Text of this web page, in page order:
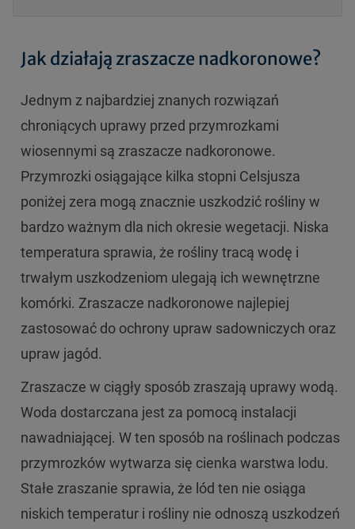
Jak działają zraszacze nadkoronowe?
Jednym z najbardziej znanych rozwiązań
chroniących uprawy przed przymrozkami
wiosennymi są zraszacze nadkoronowe.
Przymrozki osiągające kilka stopni Celsjusza
poniżej zera mogą znacznie uszkodzić rośliny w
bardzo ważnym dla nich okresie wegetacji. Niska
temperatura sprawia, że rośliny tracą wodę i
trwałym uszkodzeniom ulegają ich wewnętrzne
komórki. Zraszacze nadkoronowe najlepiej
zastosować do ochrony upraw sadowniczych oraz
upraw jagód.
Zraszacze w ciągły sposób zraszają uprawy wodą.
Woda dostarczana jest za pomocą instalacji
nawadniającej. W ten sposób na roślinach podczas
przymrozków wytwarza się cienka warstwa lodu.
Stałe zraszanie sprawia, że lód ten nie osiąga
niskich temperatur i rośliny nie odnoszą uszkodzeń